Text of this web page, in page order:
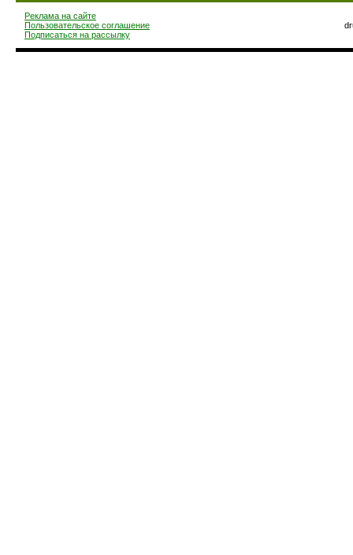
Реклама на сайте
Пользовательское соглашение
Подписаться на рассылку